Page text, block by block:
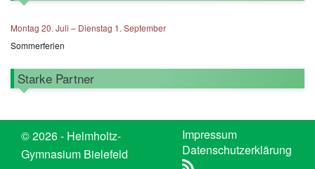
Montag 20. Juli – Dienstag 1. September
Sommerferien
Starke Partner
© 2026 - Helmholtz-
Gymnasium Bielefeld
Impressum
Datenschutzerklärung